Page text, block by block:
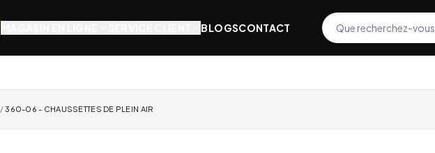
BLOGSCONTACT
/360-06 - CHAUSSETTES DE PLEIN AIR